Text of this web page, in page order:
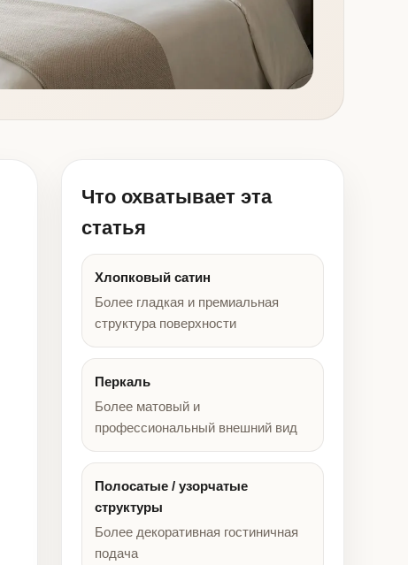
Что охватывает эта
статья
Хлопковый сатин
Более гладкая и премиальная
структура поверхности
Перкаль
Более матовый и
профессиональный внешний вид
Полосатые / узорчатые
структуры
Более декоративная гостиничная
подача